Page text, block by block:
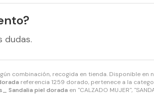
combinación, recogida en tienda. Disponible en
referencia 1259 dorado, pertenece a la
Sandalia piel dorada en "CALZADO MUJER",
dudas.